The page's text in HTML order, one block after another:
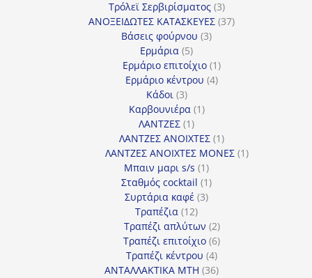
προϊόντα
Τρόλεϊ Σερβιρίσματος 33
προϊόντα
ΑΝΟΞΕΙΔΩΤΕΣ ΚΑΤΑΣΚΕΥΕΣ 3737
Βάσεις φούρνου 33
Ερμάρια 55
προϊόντα
Ερμάριο επιτοίχιο 11
προϊόν
Ερμάριο κέντρου 44
Κάδοι 33
προϊόντα
Καρβουνιέρα 11
ΛΑΝΤΖΕΣ 11
προϊόν
ΛΑΝΤΖΕΣ ΑΝΟΙΧΤΕΣ 11
προϊόν
ΛΑΝΤΖΕΣ ΑΝΟΙΧΤΕΣ ΜΟΝΕΣ 11
Μπαιν μαρι s/s 11
προϊόν
Σταθμός cocktail 11
Συρτάρια καφέ 33
Τραπέζια 1212
προϊόντα
Τραπέζι απλύτων 22
προϊόντα
Τραπέζι επιτοίχιο 66
προϊόντα
Τραπέζι κέντρου 44
προϊόντα
ΑΝΤΑΛΛΑΚΤΙΚΑ MTH 3636